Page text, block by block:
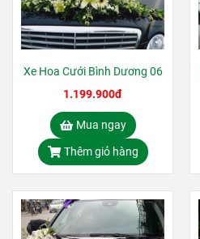
Xe Hoa Cưới Bình Dương 06
1.199.900đ
Mua ngay
Thêm giỏ hàng